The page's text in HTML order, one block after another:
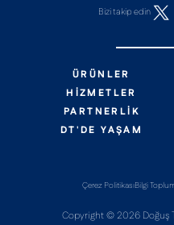
Bizi takip edin
ÜRÜNLER
HIZMETLER
PARTNERLIK
DT'DE YAŞAM
Copyright © 2026 Doğuş
Çerez PolitikasıBilgi